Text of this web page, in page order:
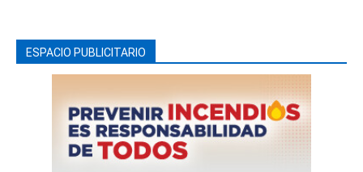
ESPACIO PUBLICITARIO